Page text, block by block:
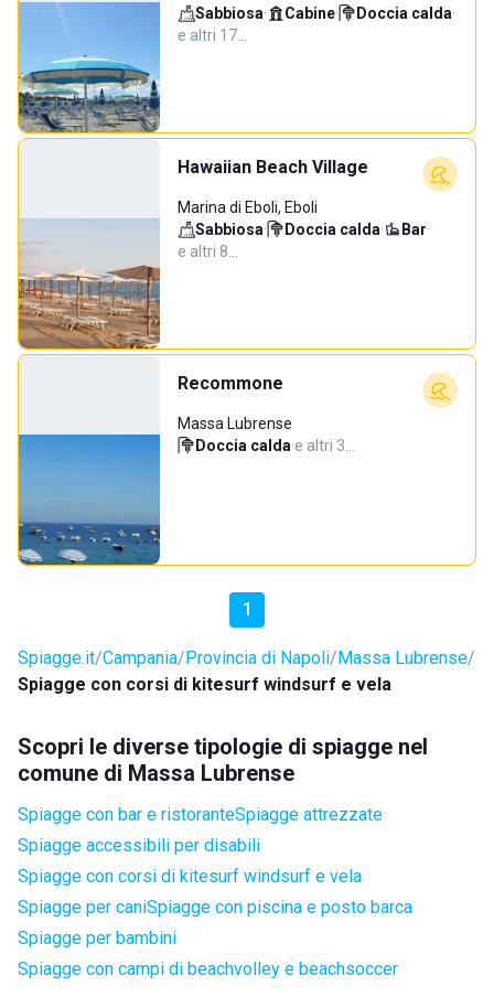
Sabbiosa· Cabine· Doccia calda·
e altri 17…
Hawaiian Beach Village
Marina di Eboli, Eboli
Sabbiosa· Doccia calda· Bar·
e altri 8…
Recommone
Massa Lubrense
Doccia calda·e altri 3…
1
Spiagge.it Campania Provincia di Napoli Massa Lubrense
Spiagge con corsi di kitesurf windsurf e vela
Scopri le diverse tipologie di spiagge nel
comune di Massa Lubrense
Spiagge con bar e ristoranteSpiagge attrezzate
Spiagge accessibili per disabili
Spiagge con corsi di kitesurf windsurf e vela
Spiagge per caniSpiagge con piscina e posto barca
Spiagge per bambini
Spiagge con campi di beachvolley e beachsoccer